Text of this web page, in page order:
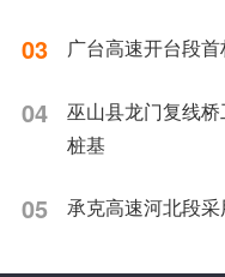
03 广台高速开台段
04
巫山县龙门复线
桩基
05 承克高速河北段